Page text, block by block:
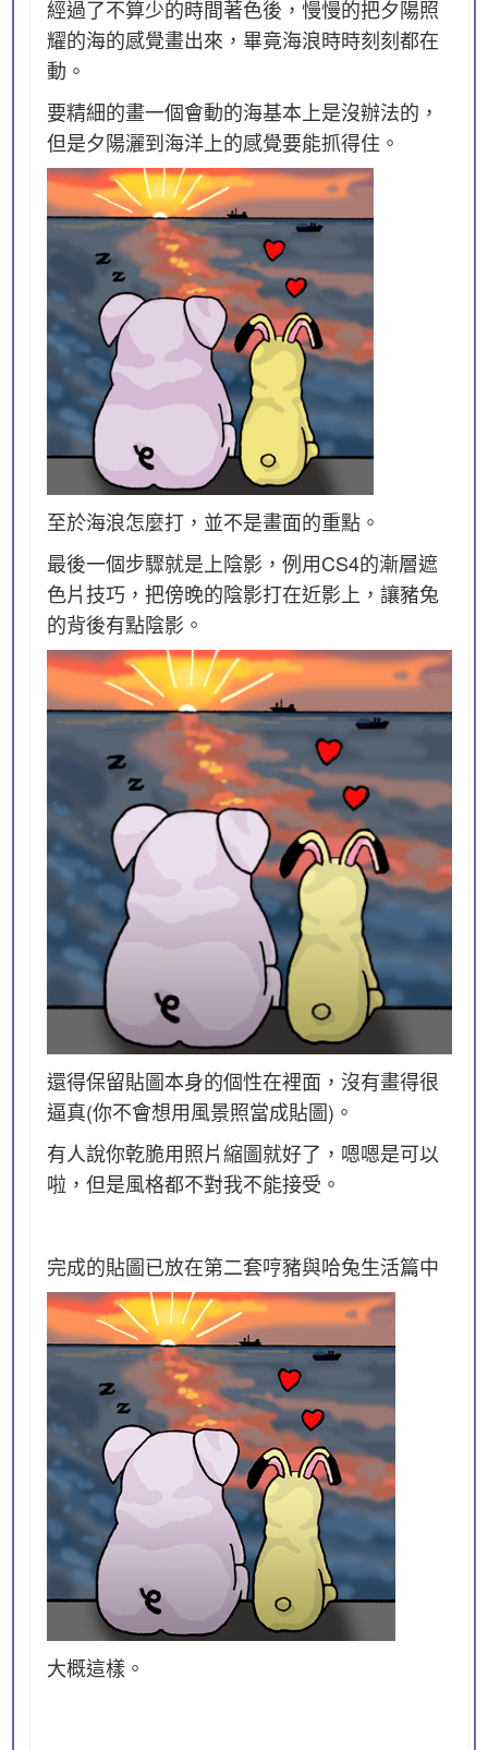
經過了不算少的時間著色後，慢慢的把夕陽照
耀的海的感覺畫出來，畢竟海浪時時刻刻都在
動。
要精細的畫一個會動的海基本上是沒辦法的，
但是夕陽灑到海洋上的感覺要能抓得住。
至於海浪怎麼打，並不是畫面的重點。
最後一個步驟就是上陰影，例用CS4的漸層遮
色片技巧，把傍晚的陰影打在近影上，讓豬兔
的背後有點陰影。
還得保留貼圖本身的個性在裡面，沒有畫得很
逼真(你不會想用風景照當成貼圖)。
有人說你乾脆用照片縮圖就好了，嗯嗯是可以
啦，但是風格都不對我不能接受。
完成的貼圖已放在第二套哼豬與哈兔生活篇中
大概這樣。